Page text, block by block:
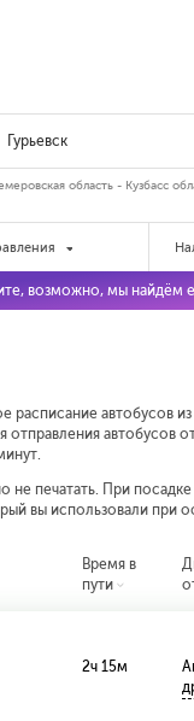
область - Кузбасс
расписание автобусов
автобусов
не печатать. При
вы использовали при
возможно, мы найдём
Время в
пути
2ч 15м